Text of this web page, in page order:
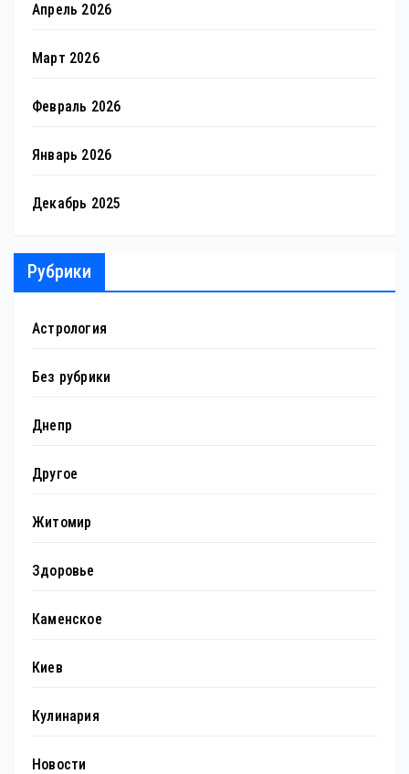
Апрель 2026
Март 2026
Февраль 2026
Январь 2026
Декабрь 2025
Рубрики
Астрология
Без рубрики
Днепр
Другое
Житомир
Здоровье
Каменское
Киев
Кулинария
Новости